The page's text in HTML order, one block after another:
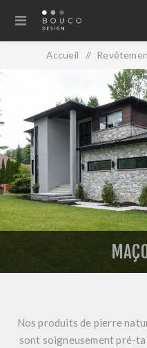
Accueil /
Nos produits de pierre
sont soigneusement pré-